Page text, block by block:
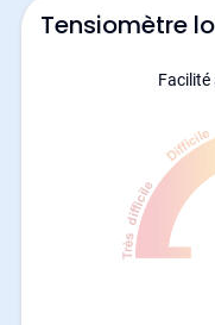
Tensiomètre
Facilité